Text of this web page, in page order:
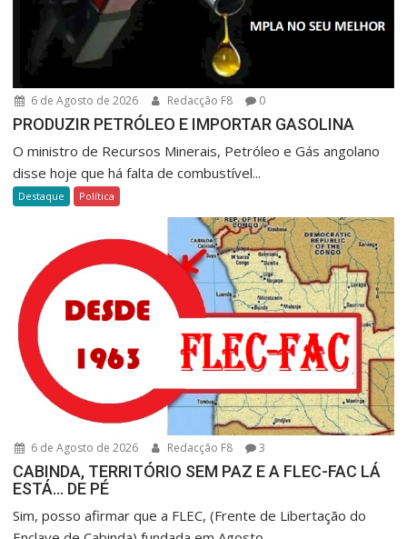
6 de Agosto de 2026 Redacção F8 0
PRODUZIR PETRÓLEO E IMPORTAR GASOLINA
O ministro de Recursos Minerais, Petróleo e Gás angolano
disse hoje que há falta de combustível...
Destaque Política
6 de Agosto de 2026 Redacção F8 3
CABINDA, TERRITÓRIO SEM PAZ E A FLEC-FAC LÁ
ESTÁ… DE PÉ
Sim, posso afirmar que a FLEC, (Frente de Libertação do